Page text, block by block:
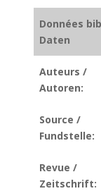
Données
Daten
Auteurs /
Autoren:
Source /
Fundstelle:
Revue /
Zeitschrift: